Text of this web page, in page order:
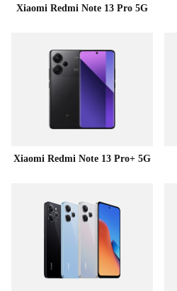
Xiaomi Redmi Note 13 Pro 5G
Xiaomi Redmi Note 13 Pro+ 5G